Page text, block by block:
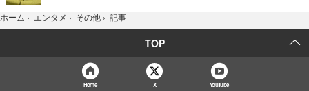
ホーム › エンタメ › その他 › 記事
TOP
Home X YouTube